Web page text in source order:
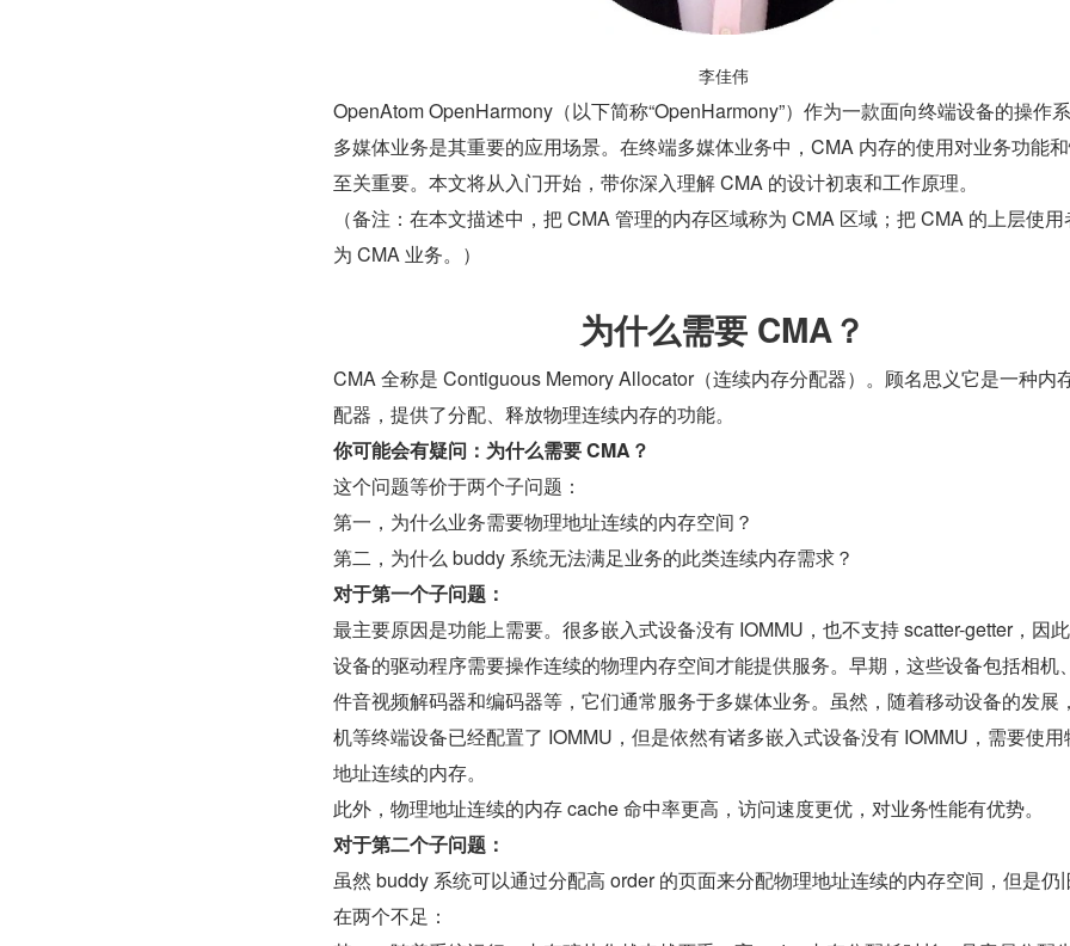
李佳伟
OpenAtom OpenHarmony（以下简称“OpenHarmony”）作为一款面向终端设备的操作系
多媒体业务是其重要的应用场景。在终端多媒体业务中，CMA 内存的使用对业务功能
至关重要。本文将从入门开始，带你深入理解 CMA 的设计初衷和工作原理。
（备注：在本文描述中，把 CMA 管理的内存区域称为 CMA 区域；把 CMA 的上层使用
为 CMA 业务。）
为什么需要 CMA？
CMA 全称是 Contiguous Memory Allocator（连续内存分配器）。顾名思义它是一种内
配器，提供了分配、释放物理连续内存的功能。
你可能会有疑问：为什么需要 CMA？
这个问题等价于两个子问题：
第一，为什么业务需要物理地址连续的内存空间？
第二，为什么 buddy 系统无法满足业务的此类连续内存需求？
对于第一个子问题：
最主要原因是功能上需要。很多嵌入式设备没有 IOMMU，也不支持 scatter-getter，因
设备的驱动程序需要操作连续的物理内存空间才能提供服务。早期，这些设备包括相机
件音视频解码器和编码器等，它们通常服务于多媒体业务。虽然，随着移动设备的发展
机等终端设备已经配置了 IOMMU，但是依然有诸多嵌入式设备没有 IOMMU，需要使用
地址连续的内存。
此外，物理地址连续的内存 cache 命中率更高，访问速度更优，对业务性能有优势。
对于第二个子问题：
虽然 buddy 系统可以通过分配高 order 的页面来分配物理地址连续的内存空间，但是仍
在两个不足：